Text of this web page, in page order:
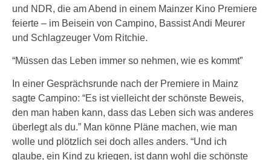
und NDR, die am Abend in einem Mainzer Kino Premiere
feierte – im Beisein von Campino, Bassist Andi Meurer
und Schlagzeuger Vom Ritchie.
“Müssen das Leben immer so nehmen, wie es kommt”
In einer Gesprächsrunde nach der Premiere in Mainz
sagte Campino: “Es ist vielleicht der schönste Beweis,
den man haben kann, dass das Leben sich was anderes
überlegt als du.” Man könne Pläne machen, wie man
wolle und plötzlich sei doch alles anders. “Und ich
glaube, ein Kind zu kriegen, ist dann wohl die schönste